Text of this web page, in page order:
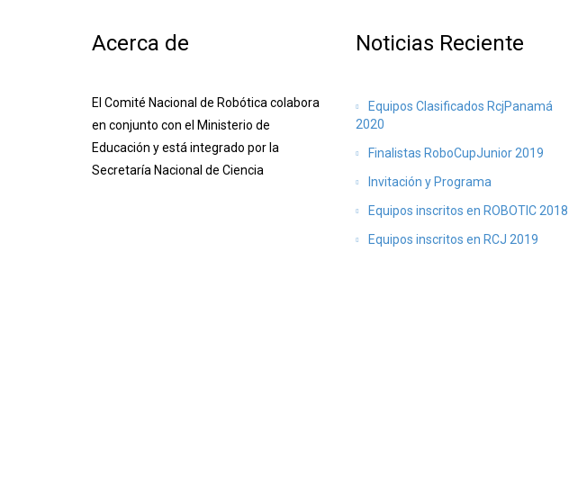
Acerca de
El Comité Nacional de Robótica colabora
en conjunto con el Ministerio de
Educación y está integrado por la
Secretaría Nacional de Ciencia
Noticias Reciente
Equipos Clasificados RcjPanamá
2020
Finalistas RoboCupJunior 2019
Invitación y Programa
Equipos inscritos en ROBOTIC 2018
Equipos inscritos en RCJ 2019